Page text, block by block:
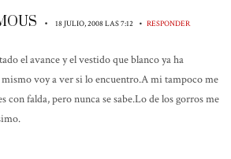
• 18 JULIO, 2008 LAS 7:12 • RESPONDER
el avance y el vestido que blanco ya ha
voy a ver si lo encuentro.A mi tampoco me
con falda, pero nunca se sabe.Lo de los gorros me